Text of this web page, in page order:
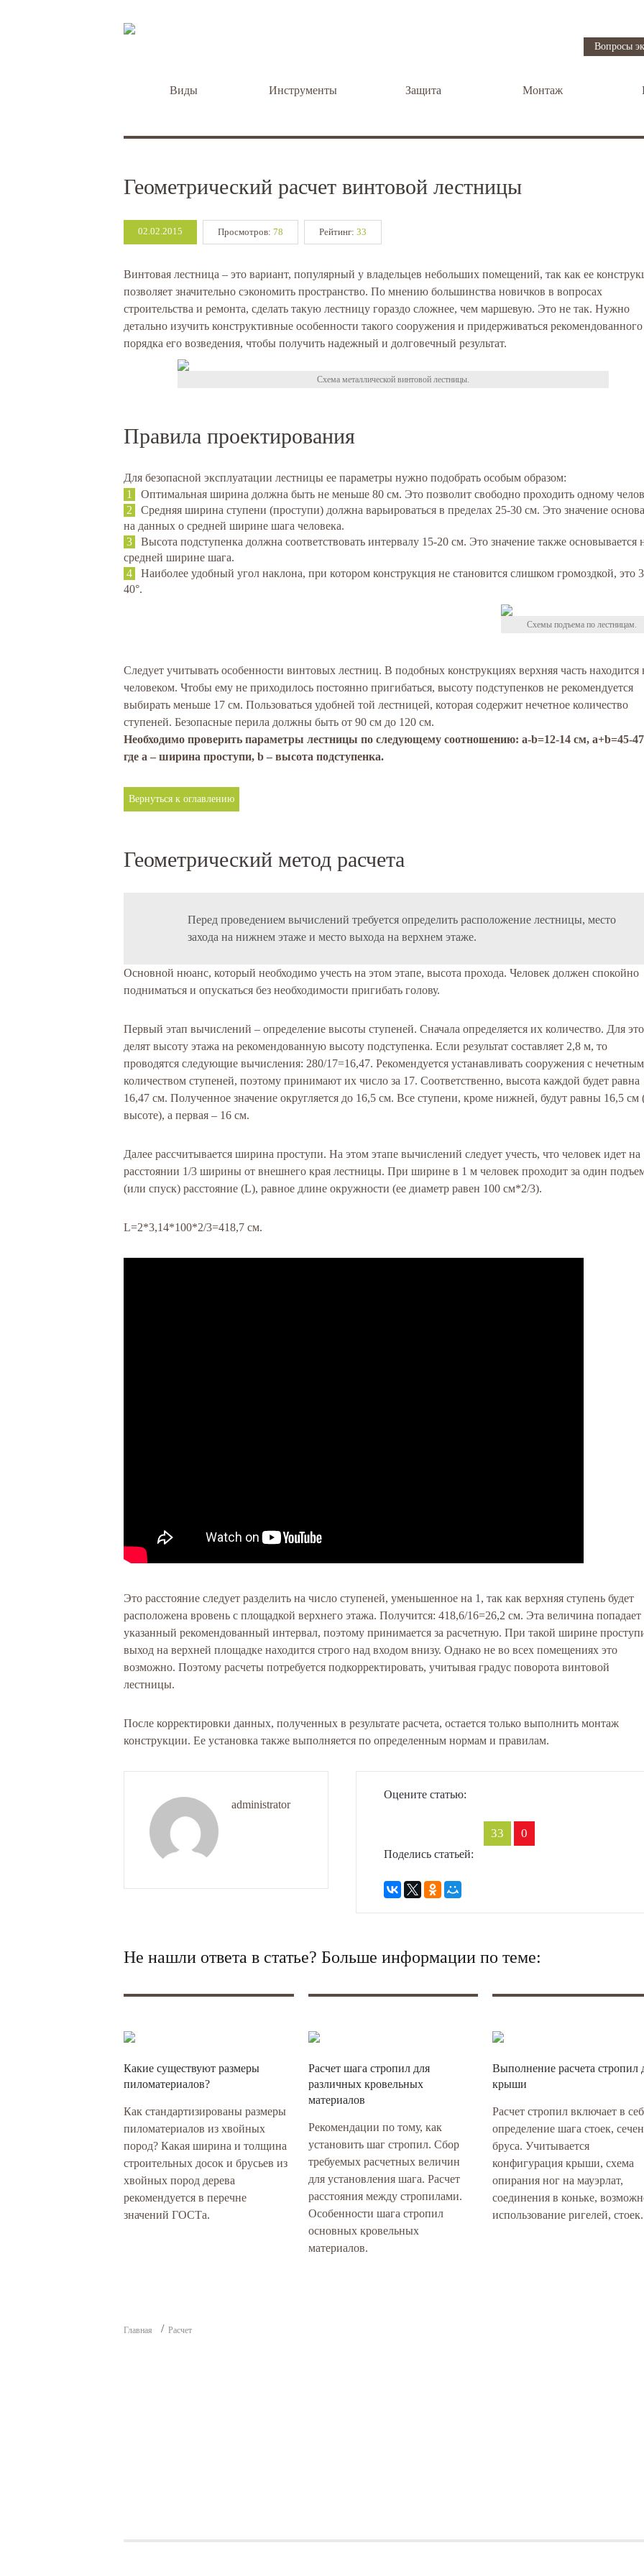
Вопросы
Виды Инструменты Защита Монтаж
Геометрический расчет винтовой лестницы
02.02.2015 Просмотров: 78 Рейтинг: 33
Винтовая лестница – это вариант, популярный у владельцев небольших помещений, так как ее
позволяет значительно сэкономить пространство. По мнению большинства новичков в вопросах
строительства и ремонта, сделать такую лестницу гораздо сложнее, чем маршевую. Это не так. Нужно
детально изучить конструктивные особенности такого сооружения и придерживаться рекомендованного
порядка его возведения, чтобы получить надежный и долговечный результат.
Схема металлической винтовой лестницы.
Правила проектирования
Для безопасной эксплуатации лестницы ее параметры нужно подобрать особым образом:
Оптимальная ширина должна быть не меньше 80 см. Это позволит свободно проходить одному
Средняя ширина ступени (проступи) должна варьироваться в пределах 25-30 см. Это значение
на данных о средней ширине шага человека.
Высота подступенка должна соответствовать интервалу 15-20 см. Это значение также основывается
средней ширине шага.
Наиболее удобный угол наклона, при котором конструкция не становится слишком громоздкой, это
40°.
Схемы подъема по лестницам.
Следует учитывать особенности винтовых лестниц. В подобных конструкциях верхняя часть находится
человеком. Чтобы ему не приходилось постоянно пригибаться, высоту подступенков не рекомендуется
выбирать меньше 17 см. Пользоваться удобней той лестницей, которая содержит нечетное количество
ступеней. Безопасные перила должны быть от 90 см до 120 см.
Необходимо проверить параметры лестницы по следующему соотношению: a-b=12-14 см, a+b=45-
где a – ширина проступи, b – высота подступенка.
Вернуться к оглавлению
Геометрический метод расчета
Перед проведением вычислений требуется определить расположение лестницы, место
захода на нижнем этаже и место выхода на верхнем этаже.
Основной нюанс, который необходимо учесть на этом этапе, высота прохода. Человек должен спокойно
подниматься и опускаться без необходимости пригибать голову.
Первый этап вычислений – определение высоты ступеней. Сначала определяется их количество. Для
делят высоту этажа на рекомендованную высоту подступенка. Если результат составляет 2,8 м, то
проводятся следующие вычисления: 280/17=16,47. Рекомендуется устанавливать сооружения с нечетным
количеством ступеней, поэтому принимают их число за 17. Соответственно, высота каждой будет равна
16,47 см. Полученное значение округляется до 16,5 см. Все ступени, кроме нижней, будут равны 16,5 см
высоте), а первая – 16 см.
Далее рассчитывается ширина проступи. На этом этапе вычислений следует учесть, что человек идет на
расстоянии 1/3 ширины от внешнего края лестницы. При ширине в 1 м человек проходит за один
(или спуск) расстояние (L), равное длине окружности (ее диаметр равен 100 см*2/3).
L=2*3,14*100*2/3=418,7 см.
Это расстояние следует разделить на число ступеней, уменьшенное на 1, так как верхняя ступень будет
расположена вровень с площадкой верхнего этажа. Получится: 418,6/16=26,2 см. Эта величина попадает
указанный рекомендованный интервал, поэтому принимается за расчетную. При такой ширине
выход на верхней площадке находится строго над входом внизу. Однако не во всех помещениях это
возможно. Поэтому расчеты потребуется подкорректировать, учитывая градус поворота винтовой
лестницы.
После корректировки данных, полученных в результате расчета, остается только выполнить монтаж
конструкции. Ее установка также выполняется по определенным нормам и правилам.
administrator
Оцените статью:
33 0
Поделись статьей:
Не нашли ответа в статье? Больше информации по теме:
Какие существуют размеры
пиломатериалов?
Как стандартизированы размеры
пиломатериалов из хвойных
пород? Какая ширина и толщина
строительных досок и брусьев из
хвойных пород дерева
рекомендуется в перечне
значений ГОСТа.
Расчет шага стропил для
различных кровельных
материалов
Рекомендации по тому, как
установить шаг стропил. Сбор
требуемых расчетных величин
для установления шага. Расчет
расстояния между стропилами.
Особенности шага стропил
основных кровельных
материалов.
Выполнение расчета стропил
крыши
Расчет стропил включает в
определение шага стоек,
бруса. Учитывается
конфигурация крыши, схема
опирания ног на мауэрлат,
соединения в коньке,
использование ригелей, стоек.
Главная Расчет